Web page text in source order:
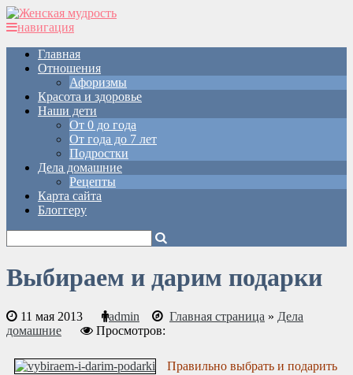
навигация
Главная
Отношения
Афоризмы
Красота и здоровье
Наши дети
От 0 до года
От года до 7 лет
Подростки
Дела домашние
Рецепты
Карта сайта
Блоггеру
Выбираем и дарим подарки
11 мая 2013 admin Главная страница » Дела
домашние
Просмотров:
Правильно выбрать и подарить